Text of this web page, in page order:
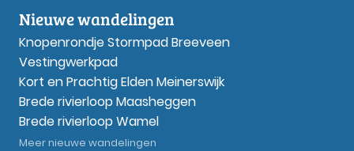
Nieuwe wandelingen
Knopenrondje Stormpad Breeveen
Vestingwerkpad
Kort en Prachtig Elden Meinerswijk
Brede rivierloop Maasheggen
Brede rivierloop Wamel
Meer nieuwe wandelingen